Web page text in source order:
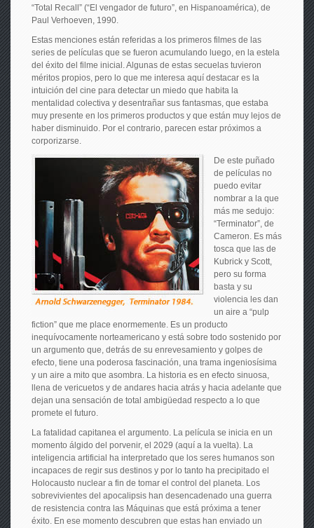
“Total Recall” (“El vengador de futuro”, en Hispanoamérica), de
Paul Verhoeven, 1990.
Estas menciones están referidas a los primeros filmes de las
series de películas que se fueron acumulando luego, en la estela
del éxito del filme inicial. Algunas de estas secuelas tuvieron
méritos propios, pero lo que me interesa aquí destacar es la
intuición del cine para detectar un miedo que habita la
mentalidad colectiva y desentrañar sus fantasmas, que estaba
muy presente en los primeros productos y que están muy lejos de
haber disminuido. Por el contrario, parecen estar próximos a
corporizarse.
De este puñado
de películas no
puedo evitar
nombrar a la que
más me sedujo:
“Terminator”, de
Cameron. Es más
tosca que las de
Kubrick y Scott,
pero su forma
basta y su
violencia les dan
un aire a “pulp
fiction” que me place enormemente. Es un producto
inequívocamente norteamericano y está sobre todo sostenido por
un argumento que, detrás de su enrevesamiento y golpes de
efecto, tiene una poderosa fascinación, una trama ingeniosísima
y un aire a mito que asombra. La historia es en efecto sinuosa,
llena de vericuetos y de andares hacia atrás y hacia adelante que
dejan una sensación de total ambigüedad respecto a lo que
promete el futuro.
La fatalidad capitanea el argumento. La película se inicia en un
momento álgido del porvenir, el 2029 (aquí a la vuelta). La
inteligencia artificial ha interpretado que los seres humanos son
incapaces de regir sus destinos y por lo tanto ha precipitado el
Holocausto nuclear a fin de tomar el control del planeta. Los
sobrevivientes del apocalipsis han desencadenado una guerra
de resistencia contra las Máquinas que está próxima a tener
éxito. En ese momento descubren que estas han enviado un